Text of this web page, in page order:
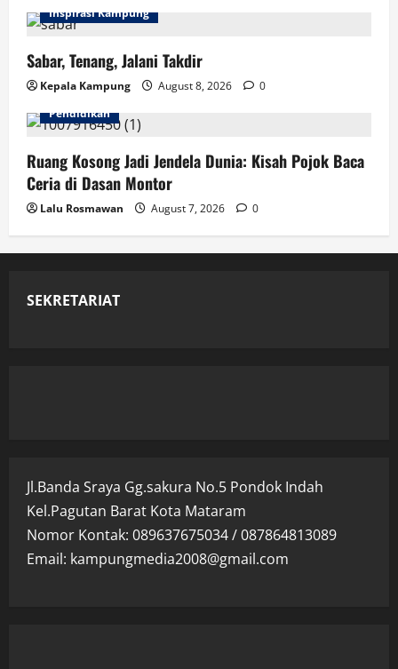
Inspirasi Kampung
Sabar, Tenang, Jalani Takdir
Kepala Kampung August 8, 2026
0
Pendidikan
Ruang Kosong Jadi Jendela Dunia: Kisah Pojok Baca
Ceria di Dasan Montor
Lalu Rosmawan August 7, 2026 0
SEKRETARIAT
Jl.Banda Sraya Gg.sakura No.5 Pondok Indah
Kel.Pagutan Barat Kota Mataram
Nomor Kontak: 089637675034 / 087864813089
Email: kampungmedia2008@gmail.com